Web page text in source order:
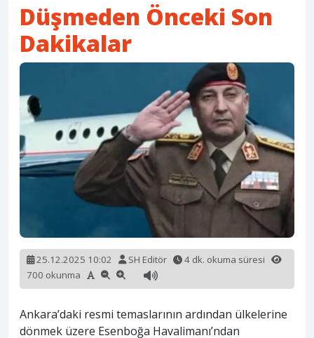
Düşmeden Önceki Son
Dakikalar
25.12.2025 10:02 SH Editör
4 dk. okuma süresi
700 okunma
Ankara’daki resmi temaslarının ardından ülkelerine
dönmek üzere Esenboğa Havalimanı’ndan